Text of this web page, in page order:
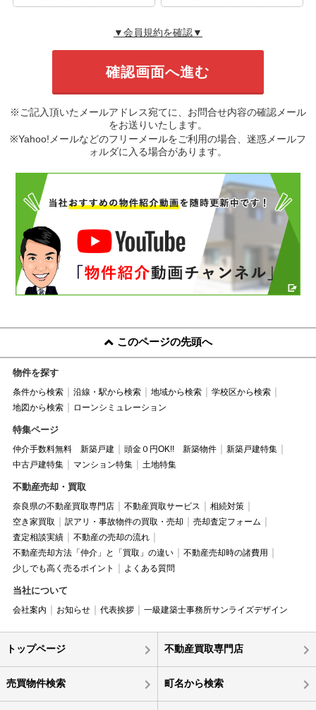
▼会員規約を確認▼
※ご記入頂いたメールアドレス宛てに、お問合せ内容の確認メール
をお送りいたします。
※Yahoo!メールなどのフリーメールをご利用の場合、迷惑メールフ
ォルダに入る場合があります。
このページの先頭へ
物件を探す
条件から検索 沿線・駅から検索 地域から検索
学校区から検索
地図から検索
ローンシミュレーション
特集ページ
仲介手数料無料 新築戸建 頭金０円OK!! 新築物件
新築戸建特集
中古戸建特集
マンション特集 土地特集
不動産売却・買取
奈良県の不動産買取専門店 不動産買取サービス
相続対策
空き家買取
訳アリ・事故物件の買取・売却
売却査定フォーム
査定相談実績
不動産の売却の流れ
不動産売却方法「仲介」と「買取」の違い
不動産売却時の諸費用
少しでも高く売るポイント
よくある質問
当社について
会社案内 お知らせ 代表挨拶 一級建築士事務所サンライズデザイン
トップページ 不動産買取専門店
売買物件検索 町名から検索